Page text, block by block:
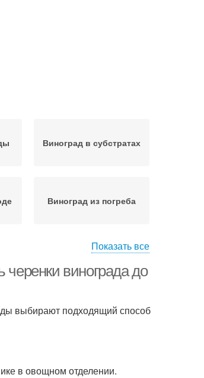
Виноград в субстратах
Виноград из погреба
Показать все
черенки винограда до
выбирают подходящий способ
в овощном отделении.